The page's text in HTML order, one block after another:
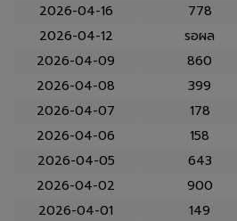
2026-04-16
778
2026-04-12
รอผล
2026-04-09
860
2026-04-08
399
2026-04-07
178
2026-04-06
158
2026-04-05
643
2026-04-02
900
2026-04-01
149